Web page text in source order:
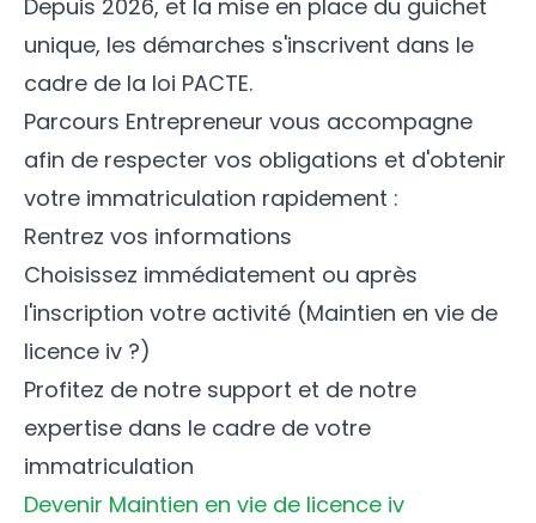
Depuis 2026, et la mise en place du guichet
unique, les démarches s'inscrivent dans le
cadre de la loi PACTE.
Parcours Entrepreneur vous accompagne
afin de respecter vos obligations et d'obtenir
votre immatriculation rapidement :
Rentrez vos informations
Choisissez immédiatement ou après
l'inscription votre activité (Maintien en vie de
licence iv ?)
Profitez de notre support et de notre
expertise dans le cadre de votre
immatriculation
Devenir Maintien en vie de licence iv